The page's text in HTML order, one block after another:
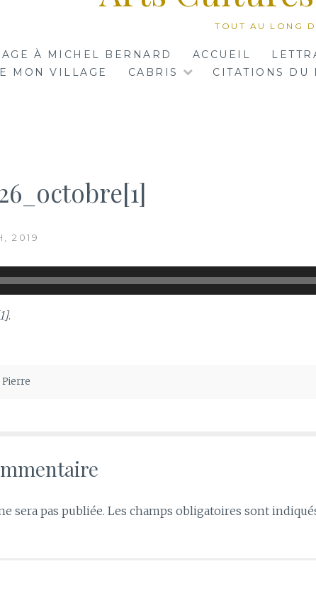
TOUT AU LONG
À MICHEL BERNARD ACCUEIL
MON VILLAGE
CABRIS CITATIONS DU
2019
.
Pierre
sera pas publiée. Les champs obligatoires sont